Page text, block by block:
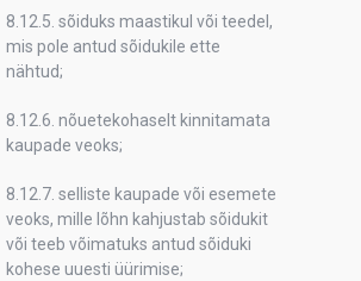
8.12.5. sõiduks maastikul või teedel,
mis pole antud sõidukile ette
nähtud;
8.12.6. nõuetekohaselt kinnitamata
kaupade veoks;
8.12.7. selliste kaupade või esemete
veoks, mille lõhn kahjustab sõidukit
või teeb võimatuks antud sõiduki
kohese uuesti üürimise;